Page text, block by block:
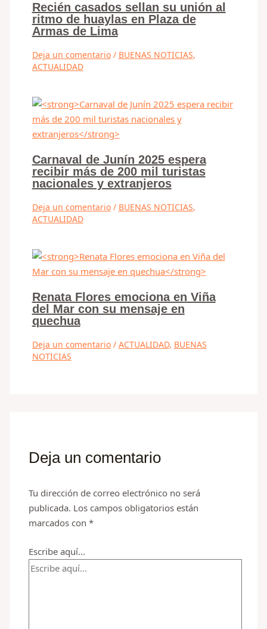
Recién casados sellan su unión al
ritmo de huaylas en Plaza de
Armas de Lima
Deja un comentario / BUENAS NOTICIAS,
ACTUALIDAD
Carnaval de Junín 2025 espera
recibir más de 200 mil turistas
nacionales y extranjeros
Deja un comentario / BUENAS NOTICIAS,
ACTUALIDAD
Renata Flores emociona en Viña
del Mar con su mensaje en
quechua
Deja un comentario / ACTUALIDAD, BUENAS
NOTICIAS
Deja un comentario
Tu dirección de correo electrónico no será
publicada. Los campos obligatorios están
marcados con*
Escribe aquí...